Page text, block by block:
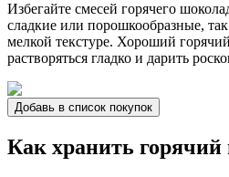
Избегайте смесей горячего
сладкие или порошкообразные,
мелкой текстуре. Хороший
растворяться гладко и дарить
Добавь в список покупок
Как хранить